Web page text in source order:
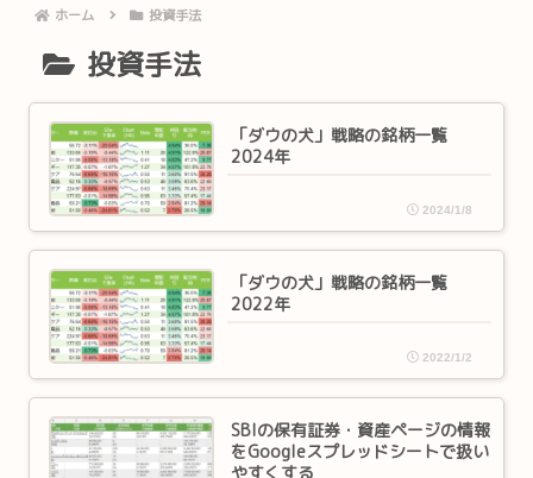
ホーム 投資手法
投資手法
「ダウの犬」戦略の銘柄一覧
2024年
2024/1/8
「ダウの犬」戦略の銘柄一覧
2022年
2022/1/2
SBIの保有証券・資産ページの情報
をGoogleスプレッドシートで扱い
やすくする